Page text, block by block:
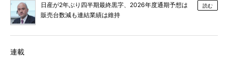
日産が2年ぶり四半期最終黒字、2026年度通期予想は
販売台数減も連結業績は維持
読む
連載